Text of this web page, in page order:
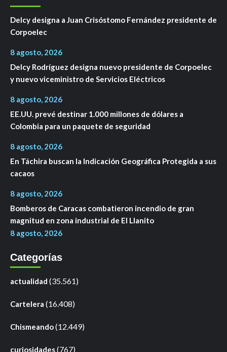
Delcy designa a Juan Crisóstomo Fernández presidente de
Corpoelec
8 agosto, 2026
Delcy Rodríguez designa nuevo presidente de Corpoelec
y nuevo viceministro de Servicios Eléctricos
8 agosto, 2026
EE.UU. prevé destinar 1.000 millones de dólares a
Colombia para un paquete de seguridad
8 agosto, 2026
En Táchira buscan la Indicación Geográfica Protegida a sus
cacaos
8 agosto, 2026
Bomberos de Caracas combatieron incendio de gran
magnitud en zona industrial de El Llanito
8 agosto, 2026
Categorías
actualidad (35.561)
Cartelera (16.408)
Chismeando(12.449)
curiosidades(767)